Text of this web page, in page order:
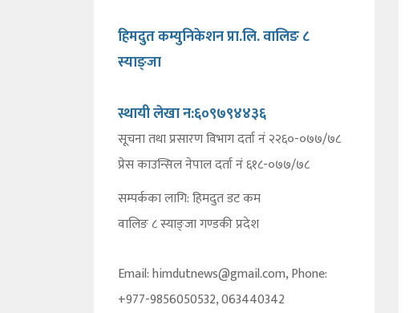
हिमदुत कम्युनिकेशन प्रा.लि. वालिङ ८
स्याङ्जा
स्थायी लेखा न:६०९७९४४३६
सूचना तथा प्रसारण विभाग दर्ता नं २२६०-०७७/७८
प्रेस काउन्सिल नेपाल दर्ता नं ६१८-०७७/७८
सम्पर्कका लागि: हिमदुत डट कम
वालिङ ८ स्याङ्जा गण्डकी प्रदेश
Email: himdutnews@gmail.com, Phone:
+977-9856050532, 063440342